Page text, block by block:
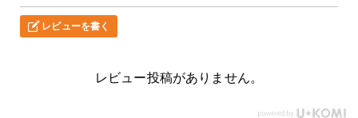
レビューを書く
レビュー投稿がありません。